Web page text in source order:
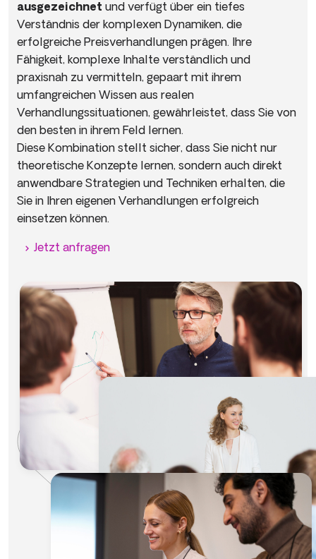
ausgezeichnet und verfügt über ein tiefes
Verständnis der komplexen Dynamiken, die
erfolgreiche Preisverhandlungen prägen. Ihre
Fähigkeit, komplexe Inhalte verständlich und
praxisnah zu vermitteln, gepaart mit ihrem
umfangreichen Wissen aus realen
Verhandlungssituationen, gewährleistet, dass Sie von
den besten in ihrem Feld lernen.
Diese Kombination stellt sicher, dass Sie nicht nur
theoretische Konzepte lernen, sondern auch direkt
anwendbare Strategien und Techniken erhalten, die
Sie in Ihren eigenen Verhandlungen erfolgreich
einsetzen können.
Jetzt anfragen